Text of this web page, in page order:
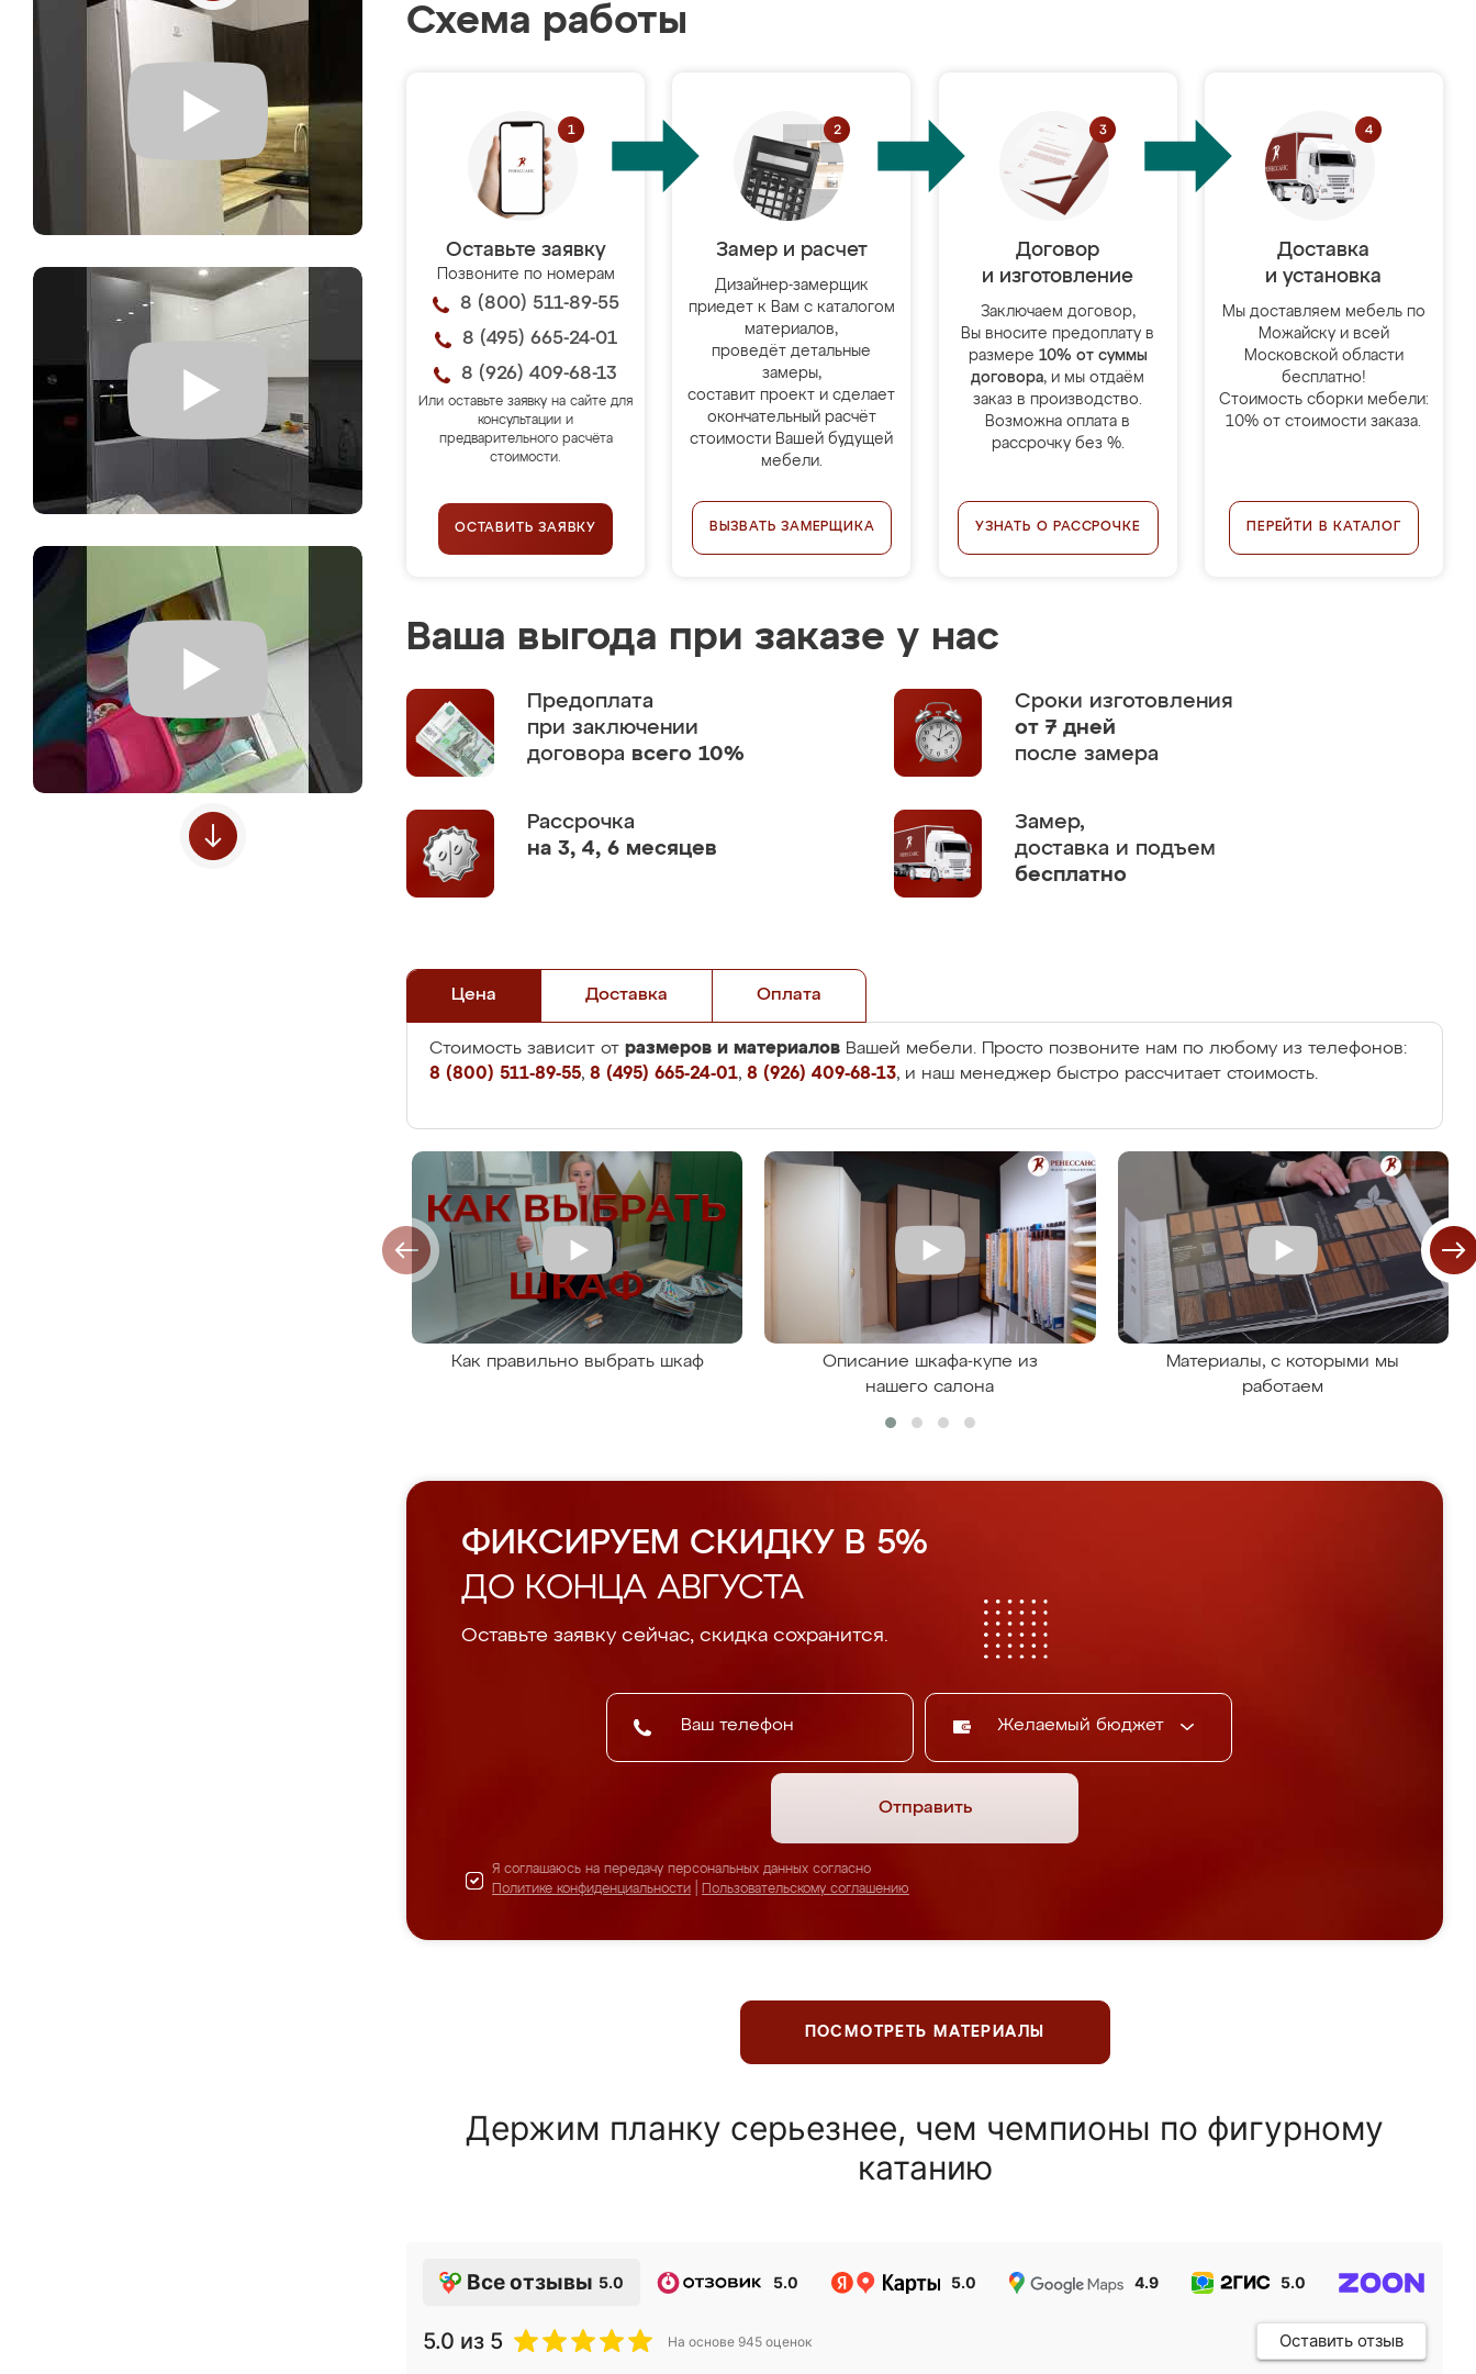
Схема работы
Оставьте заявку
Позвоните по номерам
8 (800) 511-89-55
8 (495) 665-24-01
8 (926) 409-68-13
Или оставьте заявку на сайте для
консультации и
предварительного расчёта
стоимости.
ОСТАВИТЬ ЗАЯВКУ
Замер и расчет
Дизайнер-замерщик
приедет к Вам с каталогом
материалов,
проведёт детальные
замеры,
составит проект и сделает
окончательный расчёт
стоимости Вашей будущей
мебели.
ВЫЗВАТЬ ЗАМЕРЩИКА
Договор
и изготовление
Заключаем договор,
Вы вносите предоплату в
размере 10% от суммы
договора, и мы отдаём
заказ в производство.
Возможна оплата в
рассрочку без %.
УЗНАТЬ О РАССРОЧКЕ
Доставка
и установка
Мы доставляем мебель по
Можайску и всей
Московской области
бесплатно!
Стоимость сборки мебели:
10% от стоимости заказа.
ПЕРЕЙТИ В КАТАЛОГ
Ваша выгода при заказе у нас
Предоплата
при заключении
договора всего 10%
Сроки изготовления
от 7 дней
после замера
Рассрочка
на 3, 4, 6 месяцев
Замер,
доставка и подъем
бесплатно
Цена Доставка Оплата
Стоимость зависит от размеров и материалов Вашей мебели. Просто позвоните нам по любому из телефонов:
8 (800) 511-89-55, 8 (495) 665-24-01, 8 (926) 409-68-13, и наш менеджер быстро рассчитает стоимость.
Как правильно выбрать шкаф
Описание шкафа-купе из
нашего салона
Материалы, с которыми мы
работаем
ФИКСИРУЕМ СКИДКУ В 5%
ДО КОНЦА АВГУСТА
Оставьте заявку сейчас, скидка сохранится.
Желаемый бюджет
Отправить
Я соглашаюсь на передачу персональных данных согласно
Политике конфиденциальности
Пользовательскому соглашению
ПОСМОТРЕТЬ МАТЕРИАЛЫ
Держим планку серьезнее, чем чемпионы по фигурному
катанию
Все отзывы 5.0 5.0 5.0 4.9 5.0
5.0 из 5 На основе 945 оценок Оставить отзыв